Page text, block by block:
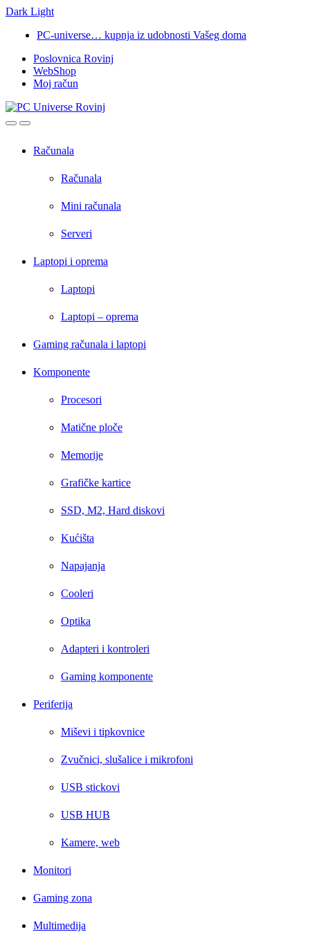
Dark Light
navigation
content
PC-universe… kupnja iz udobnosti Vašeg doma
Poslovnica Rovinj
WebShop
Moj račun
OpenClose
Računala
Računala
Mini računala
Serveri
Laptopi i oprema
Laptopi
Laptopi – oprema
Gaming računala i laptopi
Komponente
Procesori
Matične ploče
Memorije
Grafičke kartice
SSD, M2, Hard diskovi
Kućišta
Napajanja
Cooleri
Optika
Adapteri i kontroleri
Gaming komponente
Periferija
Miševi i tipkovnice
Zvučnici, slušalice i mikrofoni
USB stickovi
USB HUB
Kamere, web
Monitori
Gaming zona
Multimedija